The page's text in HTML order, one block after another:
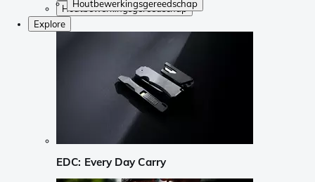
Houtbewerkingsgereedschap
Houtbewerkingsgereedschap
Explore
EDC: Every Day Carry